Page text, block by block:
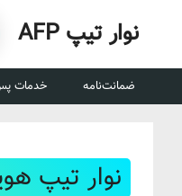
نوار تیپ AFP
ضمانت‌نامه خدمات
نوار تیپ هویزه